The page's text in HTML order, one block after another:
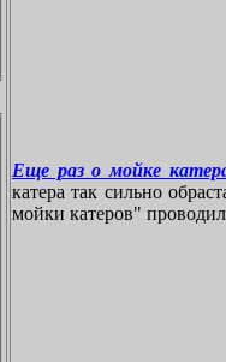
Еще раз о мойке
катера так сильно
мойки катеров"